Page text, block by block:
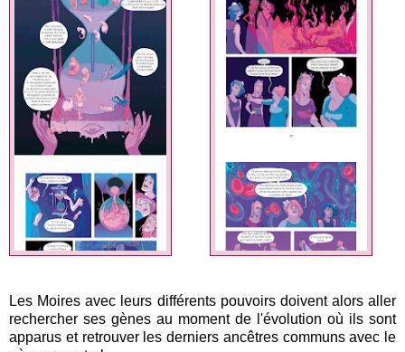
Les Moires avec leurs différents pouvoirs doivent alors aller
rechercher ses gènes au moment de l'évolution où ils sont
apparus et retrouver les derniers ancêtres communs avec le